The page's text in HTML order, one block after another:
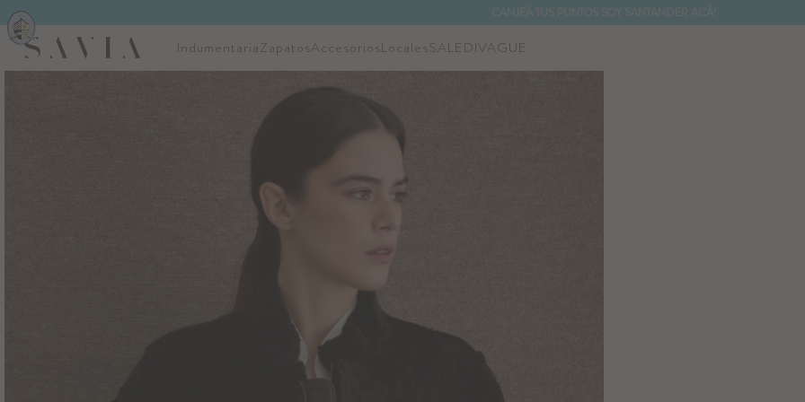
CANJEÁ TUS PUNTOS SOY SANTANDER ACÁ!
IndumentariaZapatosAccesoriosLocalesSALEDIVAGUE